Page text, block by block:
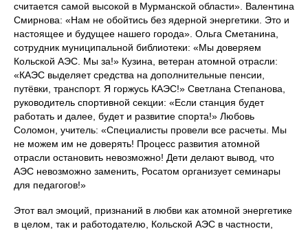
считается самой высокой в Мурманской области». Валентина
Смирнова: «Нам не обойтись без ядерной энергетики. Это и
настоящее и будущее нашего города». Ольга Сметанина,
сотрудник муниципальной библиотеки: «Мы доверяем
Кольской АЭС. Мы за!» Кузина, ветеран атомной отрасли:
«КАЭС выделяет средства на дополнительные пенсии,
путёвки, транспорт. Я горжусь КАЭС!» Светлана Степанова,
руководитель спортивной секции: «Если станция будет
работать и далее, будет и развитие спорта!» Любовь
Соломон, учитель: «Специалисты провели все расчеты. Мы
не можем им не доверять! Процесс развития атомной
отрасли остановить невозможно! Дети делают вывод, что
АЭС невозможно заменить, Росатом организует семинары
для педагогов!»
Этот вал эмоций, признаний в любви как атомной энергетике
в целом, так и работодателю, Кольской АЭС в частности,